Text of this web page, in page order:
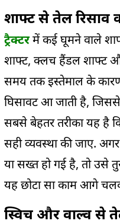
शाफ्ट से तेल रिसाव
ट्रैक्टरमें कई घूमने वाले
शाफ्ट, क्लच हैंडल शाफ्ट
समय तक इस्तेमाल के
घिसावट आ जाती है,
सबसे बेहतर तरीका यह है
सही व्यवस्था की जाए.
या सख्त हो गई है, तो उसे
यह छोटा सा काम आगे
स्विच और वाल्व से